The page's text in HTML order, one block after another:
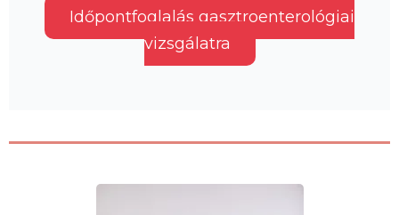
Időpontfoglalás gasztroenterológiai
vizsgálatra